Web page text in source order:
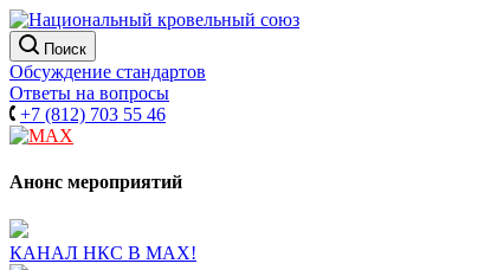
Поиск
Обсуждение стандартов
Ответы на вопросы
+7 (812) 703 55 46
Анонс мероприятий
КАНАЛ НКС В МАХ!